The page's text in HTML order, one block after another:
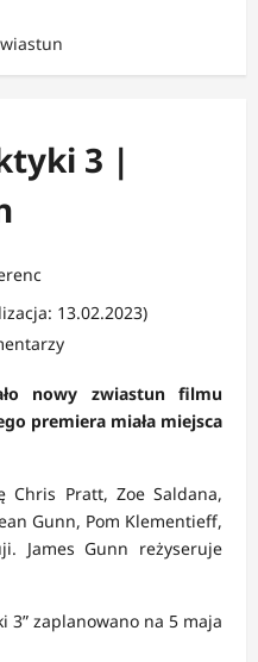
3 |
13.02.2023)
nowy zwiastun filmu
premiera miała miejsca
Pratt, Zoe Saldana,
Gunn, Pom Klementieff,
James Gunn reżyseruje
3” zaplanowano na 5 maja